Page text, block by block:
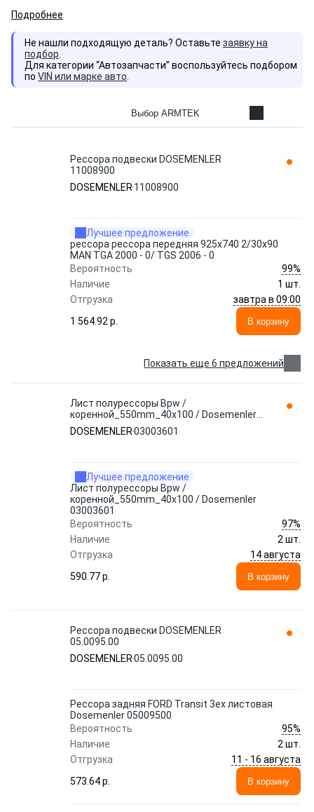
Подробнее
Не нашли подходящую деталь? Оставьте заявку на
подбор
Для категории “Автозапчасти” воспользуйтесь подбором
по VIN или марке авто
Выбор ARMTEK
Рессора подвески DOSEMENLER
11008900
DOSEMENLER 11008900
Лучшее предложение
рессора рессора передняя 925x740 2/30x90
MAN TGA 2000 - 0/ TGS 2006 - 0
Вероятность
99%
Наличие
1 шт.
Отгрузка
завтра в 09:00
1 564.92 p.
В корзину
Показать еще 6 предложений
Лист полурессоры Bpw /
коренной_550mm_40x100 / Dosemenler
03003601
DOSEMENLER03003601
Лучшее предложение
Лист полурессоры Bpw /
коренной_550mm_40x100 / Dosemenler
03003601
Вероятность
97%
Наличие
2 шт.
Отгрузка
14 августа
590.77 p.
В корзину
Рессора подвески DOSEMENLER
05.0095.00
DOSEMENLER05.0095.00
Рессора задняя FORD Transit 3ех листовая
Dosemenler 05009500
Вероятность
95%
Наличие
2 шт.
Отгрузка
11 - 16 августа
573.64 p.
В корзину